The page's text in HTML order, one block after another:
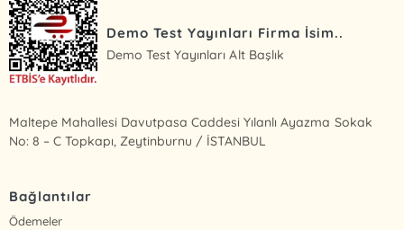
Demo Test Yayınları Firma İsim..
Demo Test Yayınları Alt Başlık
Maltepe Mahallesi Davutpasa Caddesi Yılanlı Ayazma Sokak
No: 8 – C Topkapı, Zeytinburnu / İSTANBUL
Bağlantılar
Ödemeler